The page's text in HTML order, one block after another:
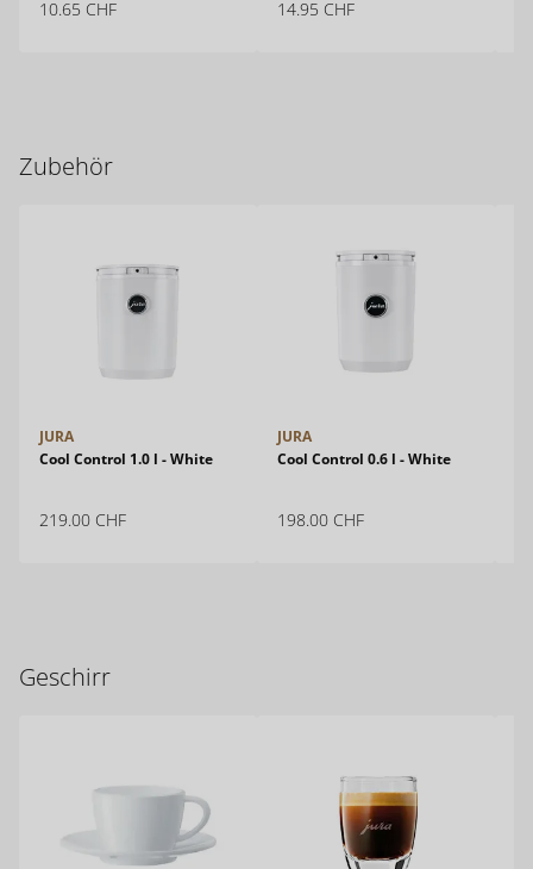
10.65 CHF 14.95 CHF
Zubehör
JURA
Cool Control 1.0 l - White
219.00 CHF
JURA
Cool Control 0.6 l - White
198.00 CHF
Geschirr